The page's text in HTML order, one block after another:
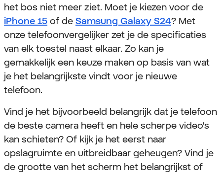
het bos niet meer ziet. Moet je kiezen voor de
iPhone 15 of de Samsung Galaxy S24? Met
onze telefoonvergelijker zet je de specificaties
van elk toestel naast elkaar. Zo kan je
gemakkelijk een keuze maken op basis van wat
je het belangrijkste vindt voor je nieuwe
telefoon.
Vind je het bijvoorbeeld belangrijk dat je telefoon
de beste camera heeft en hele scherpe video's
kan schieten? Of kijk je het eerst naar
opslagruimte en uitbreidbaar geheugen? Vind je
de grootte van het scherm het belangrijkst of